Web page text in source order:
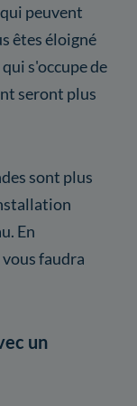
peuvent
êtes éloigné
s'occupe de
seront plus
sont plus
En
faudra
un